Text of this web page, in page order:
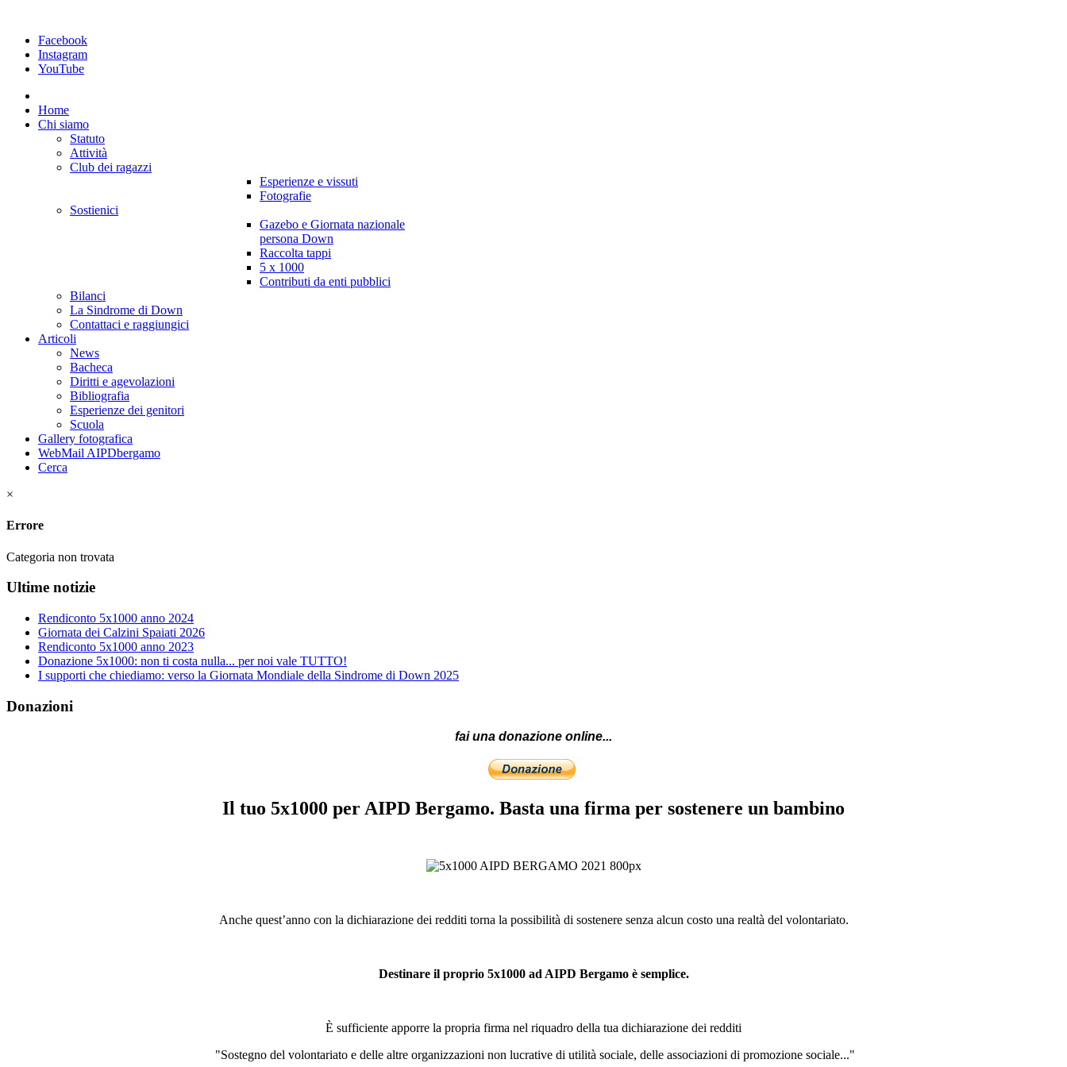
Facebook
Instagram
YouTube
Home
Chi siamo
Statuto
Attività
Club dei ragazzi
Esperienze e vissuti
Fotografie
Sostienici
Gazebo e Giornata nazionale
persona Down
Raccolta tappi
5 x 1000
Contributi da enti pubblici
Bilanci
La Sindrome di Down
Contattaci e raggiungici
Articoli
News
Bacheca
Diritti e agevolazioni
Bibliografia
Esperienze dei genitori
Scuola
Gallery fotografica
WebMail AIPDbergamo
Cerca
×
Errore
Categoria non trovata
Ultime notizie
Rendiconto 5x1000 anno 2024
Giornata dei Calzini Spaiati 2026
Rendiconto 5x1000 anno 2023
Donazione 5x1000: non ti costa nulla... per noi vale TUTTO!
I supporti che chiediamo: verso la Giornata Mondiale della Sindrome di Down 2025
Donazioni
fai una donazione online...
Il tuo 5x1000 per AIPD Bergamo. Basta una firma per sostenere un bambino
Anche quest’anno con la dichiarazione dei redditi torna la possibilità di sostenere senza alcun costo una realtà del volontariato.
Destinare il proprio 5x1000 ad AIPD Bergamo è semplice.
È sufficiente apporre la propria firma nel riquadro della tua dichiarazione dei redditi
"Sostegno del volontariato e delle altre organizzazioni non lucrative di utilità sociale, delle associazioni di promozione sociale..."